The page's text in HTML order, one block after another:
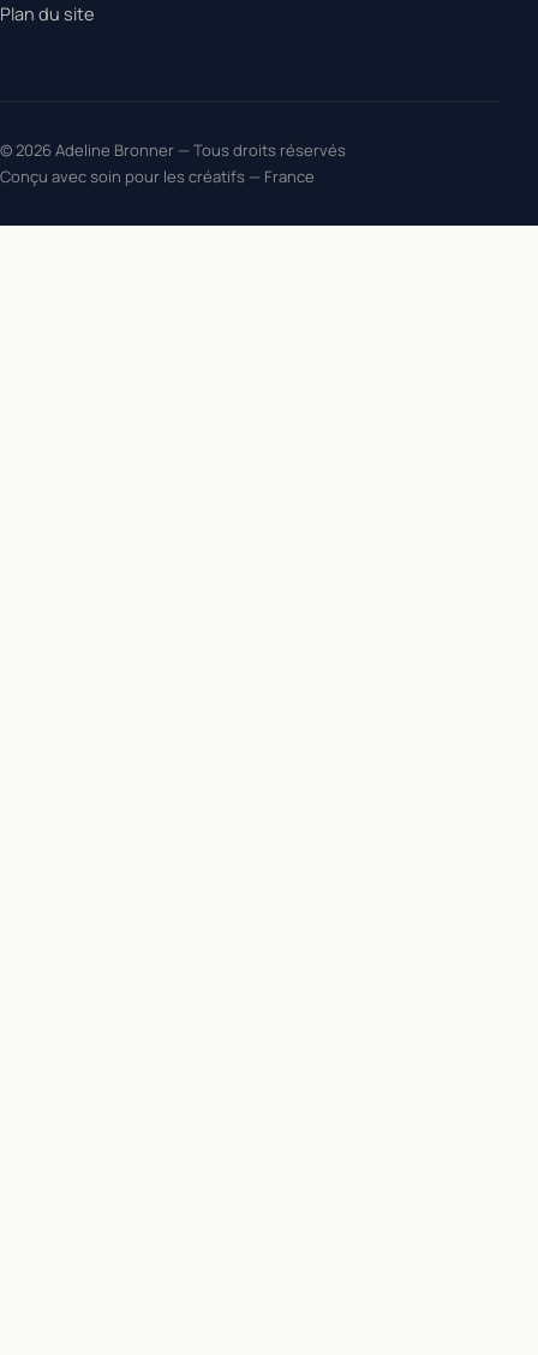
Plan du site
© 2026 Adeline Bronner — Tous droits réservés
Conçu avec soin pour les créatifs — France